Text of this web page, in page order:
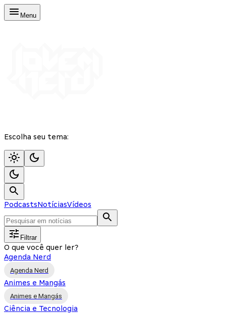
Menu
Escolha seu tema:
PodcastsNotíciasVídeos
Filtrar
O que você quer ler?
Agenda Nerd
Agenda Nerd
Animes e Mangás
Animes e Mangás
Ciência e Tecnologia